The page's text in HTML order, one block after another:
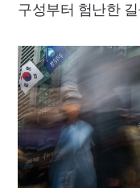
구성부터 험난한